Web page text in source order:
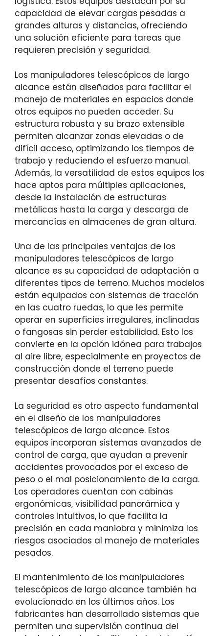
capacidad de elevar cargas pesadas a
grandes alturas y distancias, ofreciendo
una solución eficiente para tareas que
requieren precisión y seguridad.
Los manipuladores telescópicos de largo
alcance están diseñados para facilitar el
manejo de materiales en espacios donde
otros equipos no pueden acceder. Su
estructura robusta y su brazo extensible
permiten alcanzar zonas elevadas o de
difícil acceso, optimizando los tiempos de
trabajo y reduciendo el esfuerzo manual.
Además, la versatilidad de estos equipos los
hace aptos para múltiples aplicaciones,
desde la instalación de estructuras
metálicas hasta la carga y descarga de
mercancías en almacenes de gran altura.
Una de las principales ventajas de los
manipuladores telescópicos de largo
alcance es su capacidad de adaptación a
diferentes tipos de terreno. Muchos modelos
están equipados con sistemas de tracción
en las cuatro ruedas, lo que les permite
operar en superficies irregulares, inclinadas
o fangosas sin perder estabilidad. Esto los
convierte en la opción idónea para trabajos
al aire libre, especialmente en proyectos de
construcción donde el terreno puede
presentar desafíos constantes.
La seguridad es otro aspecto fundamental
en el diseño de los manipuladores
telescópicos de largo alcance. Estos
equipos incorporan sistemas avanzados de
control de carga, que ayudan a prevenir
accidentes provocados por el exceso de
peso o el mal posicionamiento de la carga.
Los operadores cuentan con cabinas
ergonómicas, visibilidad panorámica y
controles intuitivos, lo que facilita la
precisión en cada maniobra y minimiza los
riesgos asociados al manejo de materiales
pesados.
El mantenimiento de los manipuladores
telescópicos de largo alcance también ha
evolucionado en los últimos años. Los
fabricantes han desarrollado sistemas que
permiten una supervisión continua del